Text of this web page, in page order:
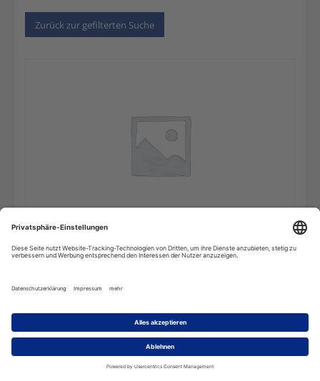
Zurück zur gefilterten Suche
Wörterbuch
-
Benutzer
(Mehrplatzlizenz)
Beschreibung